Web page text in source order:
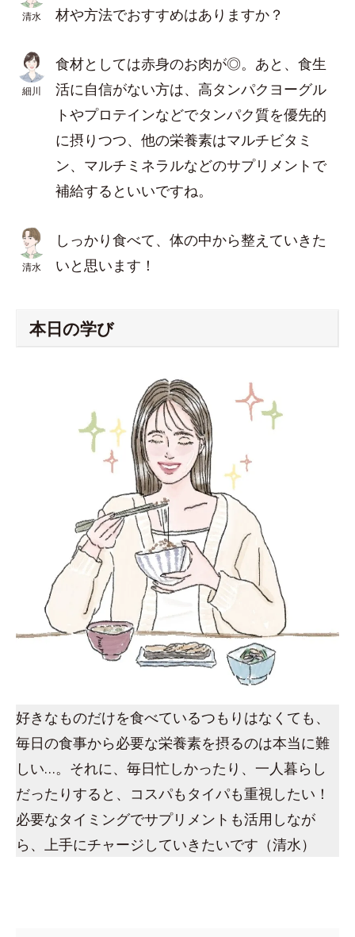
清水
材や方法でおすすめはありますか？
細川
食材としては赤身のお肉が◎。あと、食生
活に自信がない方は、高タンパクヨーグル
トやプロテインなどでタンパク質を優先的
に摂りつつ、他の栄養素はマルチビタミ
ン、マルチミネラルなどのサプリメントで
補給するといいですね。
清水
しっかり食べて、体の中から整えていきた
いと思います！
本日の学び
好きなものだけを食べているつもりはなくても、
毎日の食事から必要な栄養素を摂るのは本当に難
しい…。それに、毎日忙しかったり、一人暮らし
だったりすると、コスパもタイパも重視したい！
必要なタイミングでサプリメントも活用しなが
ら、上手にチャージしていきたいです（清水）